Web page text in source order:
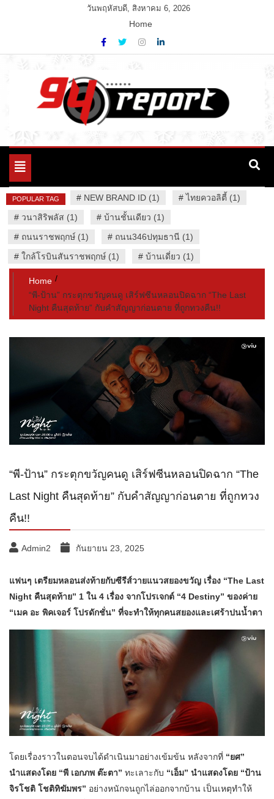
วันพฤหัสบดี, สิงหาคม 6, 2026
Home
94 Report.com
Variety News
Toggle
POPULAR TAG # NEW BRAND ID (1) #ไทยควอลิตี้ (1)
# วนาสิริพลัส (1) # บ้านชั้นเดียว (1)
# ถนนราชพฤกษ์ (1) # ถนน346ปทุมธานี (1)
# ใกล้โรบินสันราชพฤกษ์ (1) # บ้านเดี่ยว (1)
Home
“พี-ป้าน” กระตุกขวัญคนดู เสิร์ฟซีนหลอนปิดฉาก “The Last
Night คืนสุดท้าย” กับคำสัญญาก่อนตาย ที่ถูกทวงคืน!!
“พี-ป้าน” กระตุกขวัญคนดู เสิร์ฟซีนหลอนปิดฉาก “The
Last Night คืนสุดท้าย” กับคำสัญญาก่อนตาย ที่ถูกทวง
คืน!!
Admin2 กันยายน 23, 2025
แฟนๆ เตรียมหลอนส่งท้ายกับซีรีส์วายแนวสยองขวัญ เรื่อง “The Last
Night คืนสุดท้าย” 1 ใน 4 เรื่อง จากโปรเจกต์ “4 Destiny” ของค่าย
“เมค อะ พิคเจอร์ โปรดักชั่น” ที่จะทำให้ทุกคนสยองและเศร้าปนน้ำตา
โดยเรื่องราวในตอนจบได้ดำเนินมาอย่างเข้มข้น หลังจากที่ “ยศ”
นำแสดงโดย “พี เอกภพ ต๊ะตา” ทะเลาะกับ “เอ็ม” นำแสดงโดย “ป้าน
จิรโชติ โชติทิฆัมพร” อย่างหนักจนถูกไล่ออกจากบ้าน เป็นเหตุทำให้